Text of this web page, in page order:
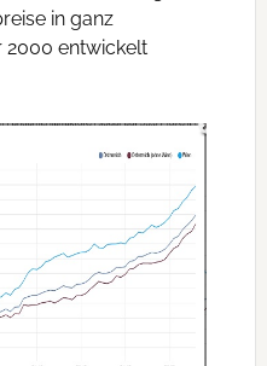
in ganz
2000 entwickelt